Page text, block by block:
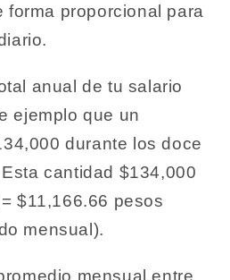
forma proporcional para
anual de tu salario
ejemplo que un
durante los doce
cantidad $134,000
$11,166.66 pesos
mensual).
mensual entre